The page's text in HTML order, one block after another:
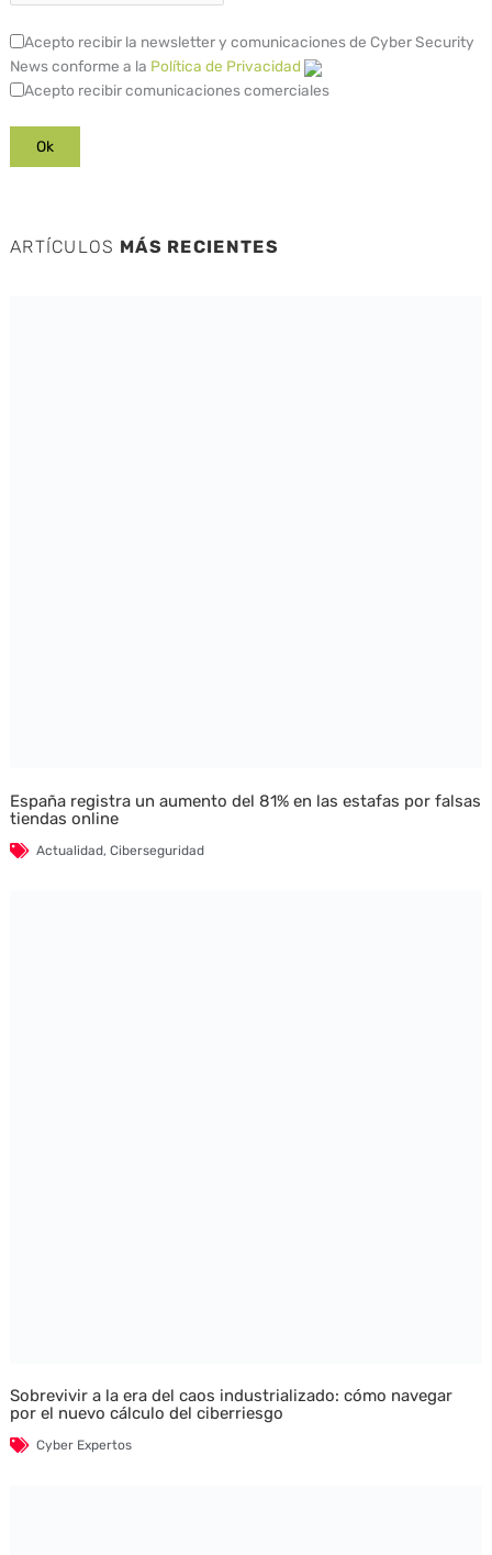
Acepto recibir la newsletter y comunicaciones de Cyber Security
News conforme a la Política de Privacidad
Acepto recibir comunicaciones comerciales
ARTÍCULOS MÁS RECIENTES
España registra un aumento del 81% en las estafas por falsas
tiendas online
Actualidad, Ciberseguridad
Sobrevivir a la era del caos industrializado: cómo navegar
por el nuevo cálculo del ciberriesgo
Cyber Expertos